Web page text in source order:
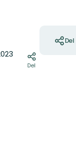
Del
Del